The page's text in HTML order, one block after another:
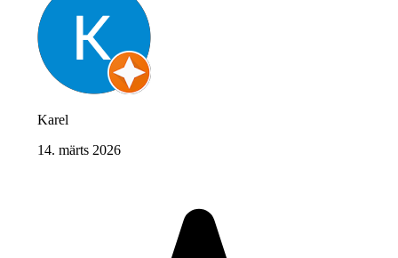
Karel
14. märts 2026